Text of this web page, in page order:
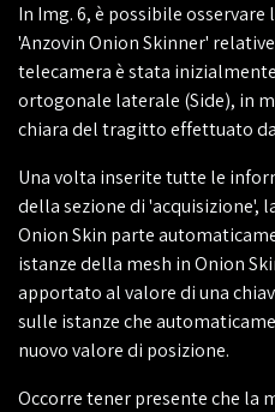
In Img. 6, è possibile
'Anzovin Onion Skinner'
telecamera è stata
ortogonale laterale (Side), in
chiara del tragitto effettuato
Una volta inserite tutte le
della sezione di 'acquisizione',
Onion Skin parte
istanze della mesh in Onion
apportato al valore di una
sulle istanze che
nuovo valore di posizione.
Occorre tener presente che la